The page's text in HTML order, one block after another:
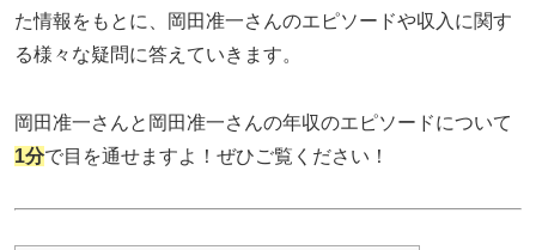
た情報をもとに、岡田准一さんのエピソードや収入に関す
る様々な疑問に答えていきます。
岡田准一さんと岡田准一さんの年収のエピソードについて
1分で目を通せますよ！ぜひご覧ください！